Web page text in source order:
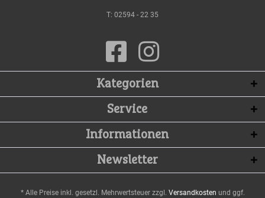
T: 02594 - 22 35
Kategorien
Service
Informationen
Newsletter
* Alle Preise inkl. gesetzl. Mehrwertsteuer zzgl. Versandkosten und ggf.